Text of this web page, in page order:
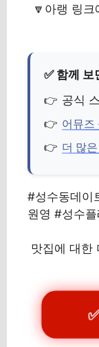
🔽아랭 링
공식
어뮤즈
더 많은
#성수동데이
원영 #성수플
맛집에 대한